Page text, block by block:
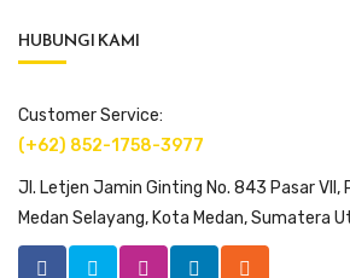
HUBUNGI KAMI
Customer Service:
(+62) 852-1758-3977
Jl. Letjen Jamin Ginting No. 843 Pasar VII,
Medan Selayang, Kota Medan, Sumatera